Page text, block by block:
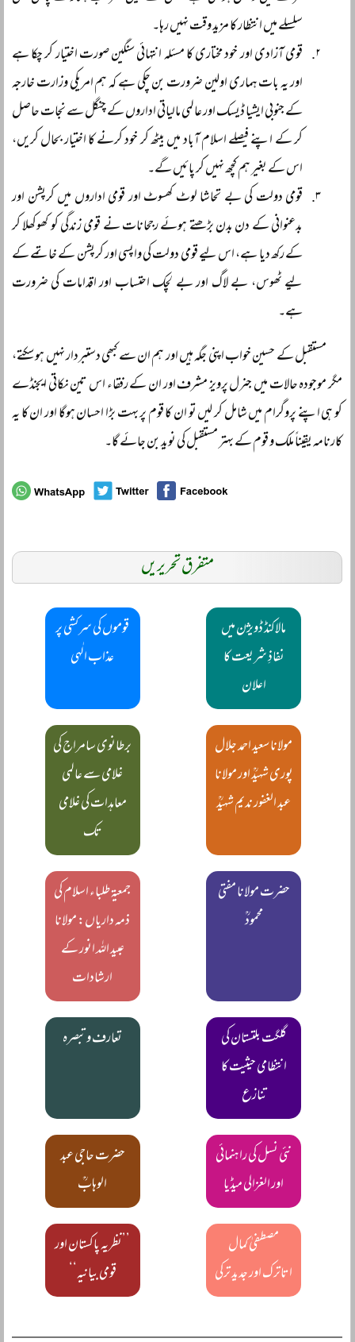
سلسلے میں انتظار کا مزید وقت نہیں رہا۔
قومی آزادی اور خود مختاری کا مسئلہ انتہائی سنگین صورت اختیار کر چکا ہے
اور یہ بات ہماری اولین ضرورت بن چکی ہے کہ ہم امریکی وزارت خارجہ
کے جنوبی ایشیا ڈیسک اور عالمی مالیاتی اداروں کے چنگل سے نجات حاصل
کر کے اپنے فیصلے اسلام آباد میں بیٹھ کر خود کرنے کا اختیار بحال کریں،
اس کے بغیر ہم کچھ نہیں کر پائیں گے۔
قومی دولت کی بے تحاشا لوٹ کھسوٹ اور قومی اداروں میں کرپشن اور
بدعنوانی کے دن بدن بڑھتے ہوئے رجحانات نے قومی زندگی کو کھوکھلا کر
کے رکھ دیا ہے، اس لیے قومی دولت کی واپسی اور کرپشن کے خاتمے کے
لیے ٹھوس، بے لاگ اور بے لچک احتساب اور اقدامات کی ضرورت
ہے۔
مستقبل کے حسین خواب اپنی جگہ ہیں اور ہم ان سے کبھی دستبردار نہیں ہو سکتے،
مگر موجودہ حالات میں جنرل پرویز مشرف اور ان کے رفقاء اس تین نکاتی ایجنڈے
کو ہی اپنے پروگرام میں شامل کر لیں تو ان کا قوم پر بہت بڑا احسان ہوگا اور ان کا یہ
کارنامہ یقیناً ملک و قوم کے بہتر مستقبل کی نوید بن جائے گا۔
متفرق تحریریں
مالاکنڈ ڈویژن میں
نفاذِ شریعت کا
اعلان
قوموں کی سرکشی پر
عذاب الٰہی
مولانا سعید احمد جلال
پوری شہیدؒ اور مولانا
عبد الغفور ندیم شہیدؒ
برطانوی سامراج کی
غلامی سے عالمی
معاہدات کی غلامی
تک
حضرت مولانا مفتی
محمودؒ
جمعیۃ طلباء اسلام کی
ذمہ داریاں: مولانا
عبید اللہ انور کے
ارشادات
گلگت بلتستان کی
انتظامی حیثیت کا
تنازع
تعارف و تبصرہ
نئی نسل کی راہنمائی
اور الغزالی میڈیا
حضرت حاجی عبد
الوہابؒ
مصطفیٰ کمال
اتاترک اور جدید ترکی
’’نظریہ پاکستان اور
قومی بیانیہ‘‘